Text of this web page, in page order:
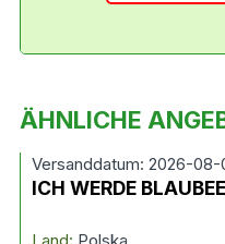
ÄHNLICHE
Versanddatum: 2026-08-
ICH WERDE